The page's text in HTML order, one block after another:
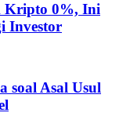
Kripto 0%, Ini
Investor
soal Asal Usul